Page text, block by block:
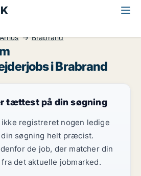
Brabrand
i Brabrand
tættest på din søgning
registreret nogen ledige
din søgning helt præcist.
de job, der matcher din
det aktuelle jobmarked.